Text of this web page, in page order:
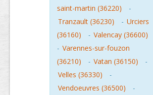
saint-martin (36220)
-
Tranzault (36230)
- Urciers
(36160)
- Valencay (36600)
- Varennes-sur-fouzon
(36210)
- Vatan (36150)
-
Velles (36330)
-
Vendoeuvres (36500)
-